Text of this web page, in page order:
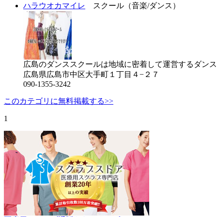
ハラウオカマイレ スクール（音楽/ダンス）
広島のダンススクールは地域に密着して運営するダン
広島県広島市中区大手町１丁目４−２７
090-1355-3242
このカテゴリに無料掲載する>>
1